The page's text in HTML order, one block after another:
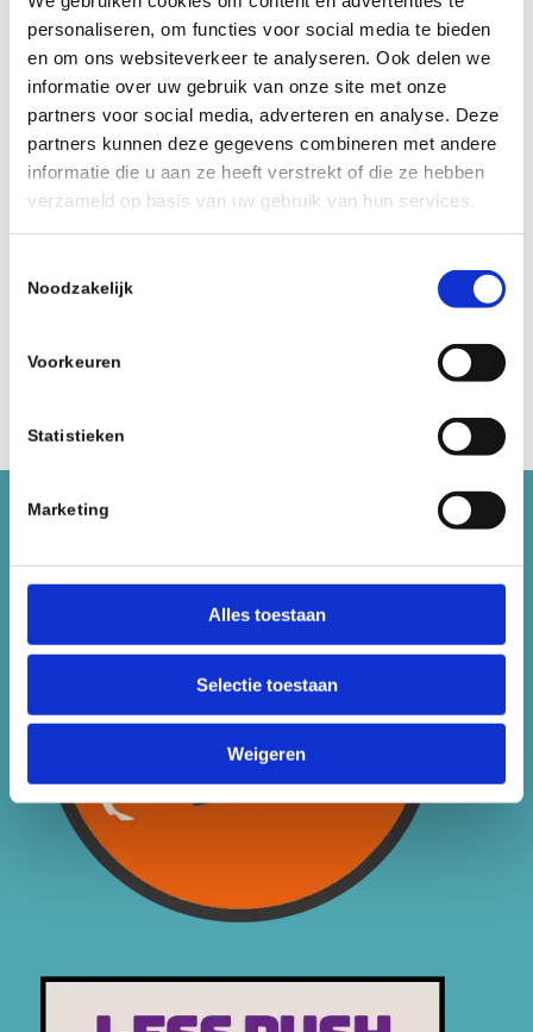
personaliseren, om functies voor social media te bieden
en om ons websiteverkeer te analyseren. Ook delen we
informatie over uw gebruik van onze site met onze
partners voor social media, adverteren en analyse. Deze
partners kunnen deze gegevens combineren met andere
informatie die u aan ze heeft verstrekt of die ze hebben
verzameld op basis van uw gebruik van hun services.
Noodzakelijk
Voorkeuren
Statistieken
Marketing
Alles toestaan
Selectie toestaan
Weigeren